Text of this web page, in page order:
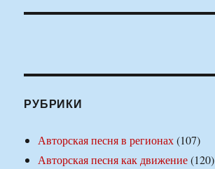
РУБРИКИ
Авторская песня в регионах(107)
Авторская песня как движение(120)